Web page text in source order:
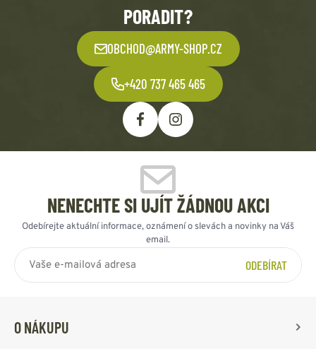
PORADIT?
OBCHOD@ARMY-SHOP.CZ
+420 737 465 465
NENECHTE SI UJÍT ŽÁDNOU AKCI
Odebírejte aktuální informace, oznámení o slevách a novinky na Váš
email.
ODEBÍRAT
O NÁKUPU